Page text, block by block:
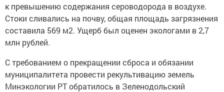
к превышению содержания сероводорода в воздухе.
Стоки сливались на почву, общая площадь загрязнения
составила 569 м2. Ущерб был оценен экологами в 2,7
млн рублей.
С требованием о прекращении сброса и обязании
муниципалитета провести рекультивацию земель
Минэкологии РТ обратилось в Зеленодольский